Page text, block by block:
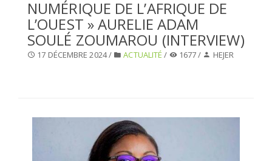
SELECTIONNEZ UNE SECTION
SÉLECTIONNEZ UNE CATÉGORIE
NUMÉRIQUE DE L’AFRIQUE DE
L’OUEST » AURELIE ADAM
SOULÉ ZOUMAROU (INTERVIEW)
17 DÉCEMBRE 2024 / ACTUALITÉ / 1677 / HEJER